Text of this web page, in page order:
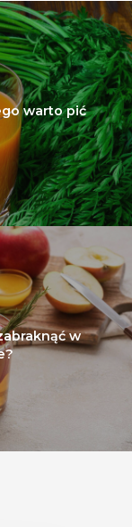
warto pić
w